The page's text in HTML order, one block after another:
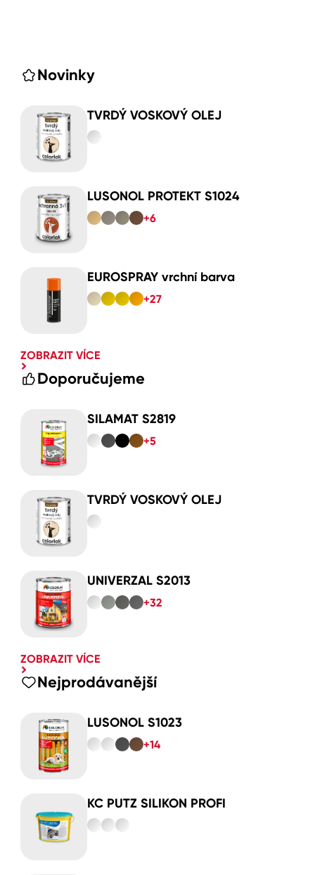
Novinky
TVRDÝ VOSKOVÝ OLEJ
LUSONOL PROTEKT S1024
+6
EUROSPRAY vrchní barva
+27
ZOBRAZIT VÍCE
Doporučujeme
SILAMAT S2819
+5
TVRDÝ VOSKOVÝ OLEJ
UNIVERZAL S2013
+32
ZOBRAZIT VÍCE
Nejprodávanější
LUSONOL S1023
+14
KC PUTZ SILIKON PROFI